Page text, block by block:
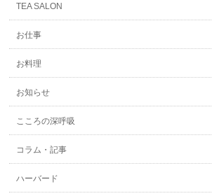
TEA SALON
お仕事
お料理
お知らせ
こころの深呼吸
コラム・記事
ハーバード